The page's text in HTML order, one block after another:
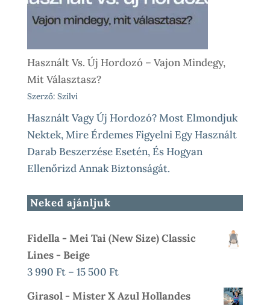
Használt Vs. Új Hordozó – Vajon Mindegy,
Mit Választasz?
Szerző: Szilvi
Használt Vagy Új Hordozó? Most Elmondjuk
Nektek, Mire Érdemes Figyelni Egy Használt
Darab Beszerzése Esetén, És Hogyan
Ellenőrizd Annak Biztonságát.
Neked ajánljuk
Fidella - Mei Tai (new Size) Classic
Lines - Beige
3 990 Ft – 15 500 FtÁrtartomány:
Girasol - Mister X Azul Hollandes